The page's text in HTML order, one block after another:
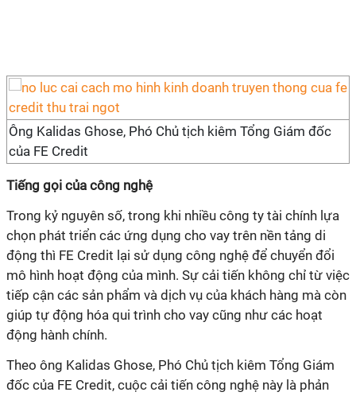
Ông Kalidas Ghose, Phó Chủ tịch kiêm Tổng Giám đốc
của FE Credit
Tiếng gọi của công nghệ
Trong kỷ nguyên số, trong khi nhiều công ty tài chính lựa
chọn phát triển các ứng dụng cho vay trên nền tảng di
động thì FE Credit lại sử dụng công nghệ để chuyển đổi
mô hình hoạt động của mình. Sự cải tiến không chỉ từ việc
tiếp cận các sản phẩm và dịch vụ của khách hàng mà còn
giúp tự động hóa qui trình cho vay cũng như các hoạt
động hành chính.
Theo ông Kalidas Ghose, Phó Chủ tịch kiêm Tổng Giám
đốc của FE Credit, cuộc cải tiến công nghệ này là phản